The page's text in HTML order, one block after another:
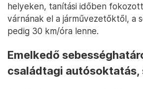
helyeken, tanítási időben
várnának el a járművezetőktől, a
pedig 30 km/óra lenne.
Emelkedő
családtagi autósoktatás,